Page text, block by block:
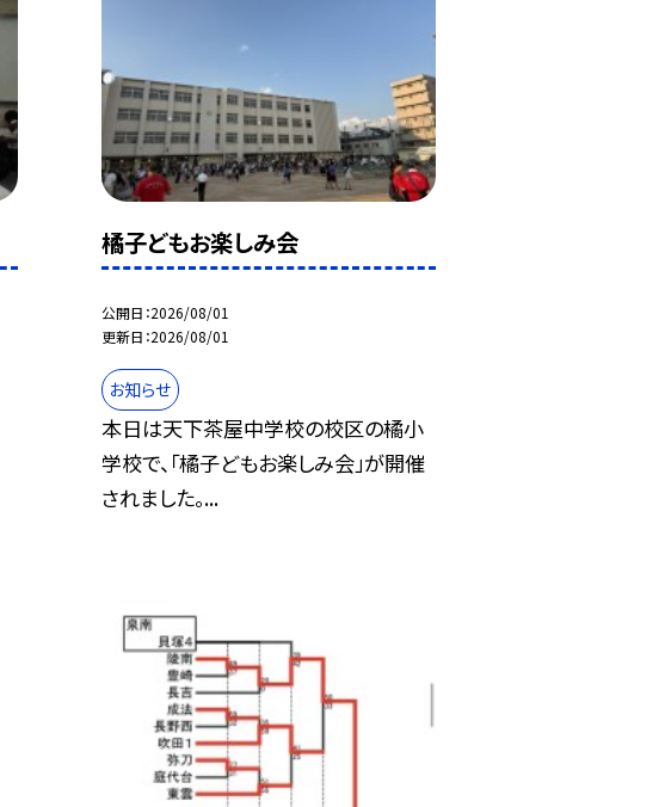
橘子どもお楽しみ会
公開日 2026/08/01
更新日 2026/08/01
お知らせ
本日は天下茶屋中学校の校区の橘小
学校で、「橘子どもお楽しみ会」が開催
されました。...